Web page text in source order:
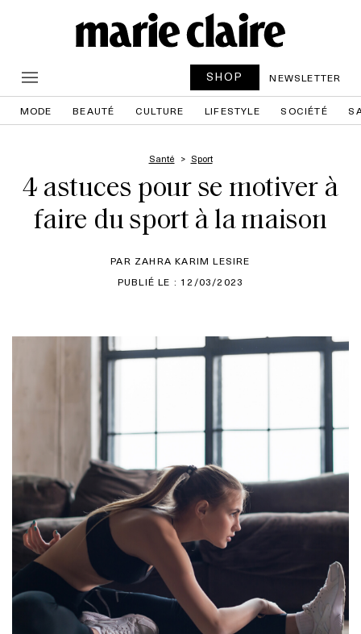
SHOP NEWSLETTER
MODE BEAUTÉ CULTURE LIFESTYLE SOCIÉTÉ
Santé Sport
4 astuces pour se motiver à
faire du sport à la maison
PAR ZAHRA KARIM LESIRE
PUBLIÉ LE : 12/03/2023